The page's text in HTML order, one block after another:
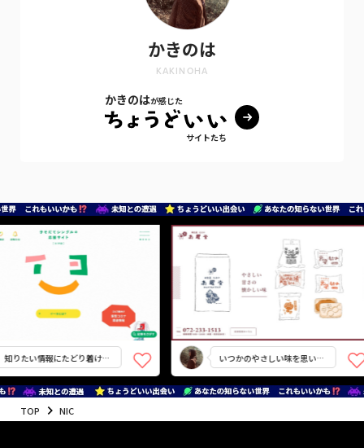
かきのは
KAKINOHA
かきのはが感じた
サイトたち
りたい情報にたどり着ける
夫
いつかのやさしい味を思い出
す
TOP NIC